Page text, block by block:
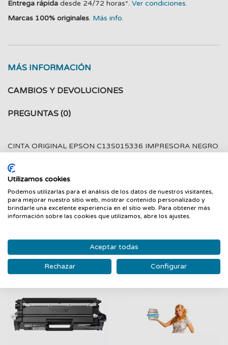
Entrega rápida desde 24/72 horas*. Ver condiciones.
Marcas 100% originales. Más info.
MÁS INFORMACIÓN
CAMBIOS Y DEVOLUCIONES
PREGUNTAS (0)
CINTA ORIGINAL EPSON C13S015336 IMPRESORA NEGRO
Valido para: EPSON LQ 2090
‹ ›
Utilizamos cookies
Podemos utilizarlas para el análisis de los datos de nuestros visitantes,
para mejorar nuestro sitio web, mostrar contenido personalizado y
brindarle una excelente experiencia en el sitio web. Para obtener más
información sobre las cookies que utilizamos, abre los ajustes.
Aceptar todas
Rechazar Configurar